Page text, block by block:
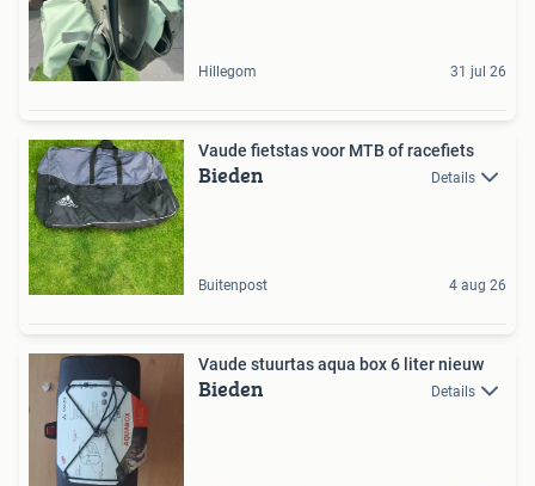
Hillegom 31 jul 26
Vaude fietstas voor MTB of racefiets
Bieden Details
Buitenpost 4 aug 26
Vaude stuurtas aqua box 6 liter nieuw
Bieden Details